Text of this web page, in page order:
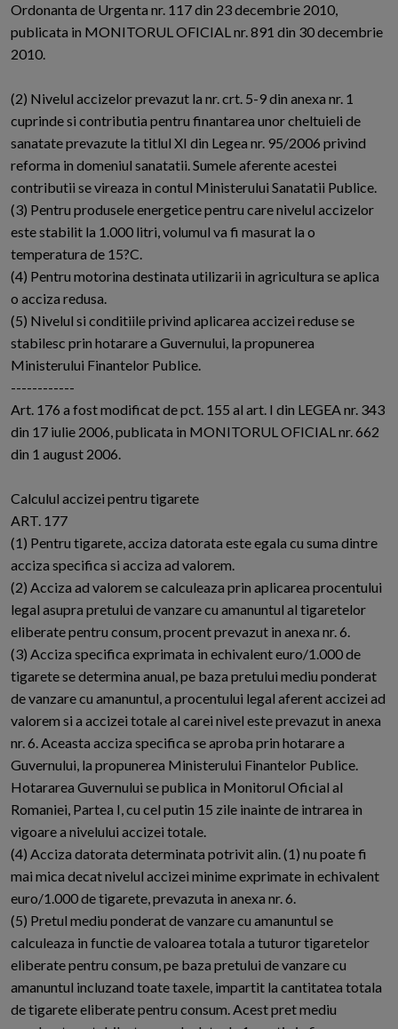
Ordonanta de Urgenta nr. 117 din 23 decembrie 2010,
publicata in MONITORUL OFICIAL nr. 891 din 30 decembrie
2010.
(2) Nivelul accizelor prevazut la nr. crt. 5-9 din anexa nr. 1
cuprinde si contributia pentru finantarea unor cheltuieli de
sanatate prevazute la titlul XI din Legea nr. 95/2006 privind
reforma in domeniul sanatatii. Sumele aferente acestei
contributii se vireaza in contul Ministerului Sanatatii Publice.
(3) Pentru produsele energetice pentru care nivelul accizelor
este stabilit la 1.000 litri, volumul va fi masurat la o
temperatura de 15?C.
(4) Pentru motorina destinata utilizarii in agricultura se aplica
o acciza redusa.
(5) Nivelul si conditiile privind aplicarea accizei reduse se
stabilesc prin hotarare a Guvernului, la propunerea
Ministerului Finantelor Publice.
------------
Art. 176 a fost modificat de pct. 155 al art. I din LEGEA nr. 343
din 17 iulie 2006, publicata in MONITORUL OFICIAL nr. 662
din 1 august 2006.
Calculul accizei pentru tigarete
ART. 177
(1) Pentru tigarete, acciza datorata este egala cu suma dintre
acciza specifica si acciza ad valorem.
(2) Acciza ad valorem se calculeaza prin aplicarea procentului
legal asupra pretului de vanzare cu amanuntul al tigaretelor
eliberate pentru consum, procent prevazut in anexa nr. 6.
(3) Acciza specifica exprimata in echivalent euro/1.000 de
tigarete se determina anual, pe baza pretului mediu ponderat
de vanzare cu amanuntul, a procentului legal aferent accizei ad
valorem si a accizei totale al carei nivel este prevazut in anexa
nr. 6. Aceasta acciza specifica se aproba prin hotarare a
Guvernului, la propunerea Ministerului Finantelor Publice.
Hotararea Guvernului se publica in Monitorul Oficial al
Romaniei, Partea I, cu cel putin 15 zile inainte de intrarea in
vigoare a nivelului accizei totale.
(4) Acciza datorata determinata potrivit alin. (1) nu poate fi
mai mica decat nivelul accizei minime exprimate in echivalent
euro/1.000 de tigarete, prevazuta in anexa nr. 6.
(5) Pretul mediu ponderat de vanzare cu amanuntul se
calculeaza in functie de valoarea totala a tuturor tigaretelor
eliberate pentru consum, pe baza pretului de vanzare cu
amanuntul incluzand toate taxele, impartit la cantitatea totala
de tigarete eliberate pentru consum. Acest pret mediu